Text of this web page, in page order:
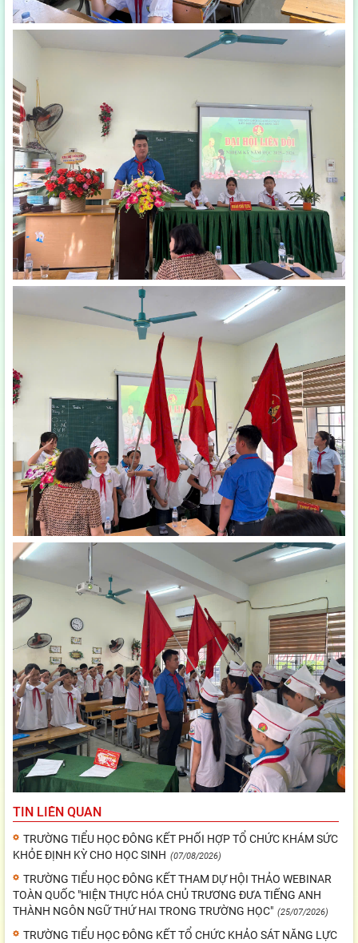
TIN LIÊN QUAN
TRƯỜNG TIỂU HỌC ĐÔNG KẾT PHỐI HỢP TỔ CHỨC KHÁM SỨC
KHỎE ĐỊNH KỲ CHO HỌC SINH (07/08/2026)
TRƯỜNG TIỂU HỌC ĐÔNG KẾT THAM DỰ HỘI THẢO WEBINAR
TOÀN QUỐC "HIỆN THỰC HÓA CHỦ TRƯƠNG ĐƯA TIẾNG ANH
THÀNH NGÔN NGỮ THỨ HAI TRONG TRƯỜNG HỌC" (25/07/2026)
TRƯỜNG TIỂU HỌC ĐÔNG KẾT TỔ CHỨC KHẢO SÁT NĂNG LỰC